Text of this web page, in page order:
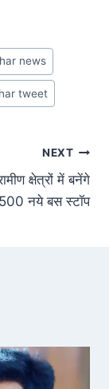
news
tweet
NEXT
क्षेत्रों में बनेंगे
500 नये बस स्टॉप